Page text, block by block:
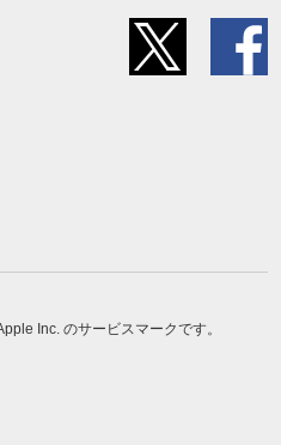
Inc. のサービスマークです。